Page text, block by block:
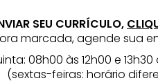
SEU CURRÍCULO,
marcada, agende sua
08h00 às 12h00 e 13h30
(sextas-feiras: horário